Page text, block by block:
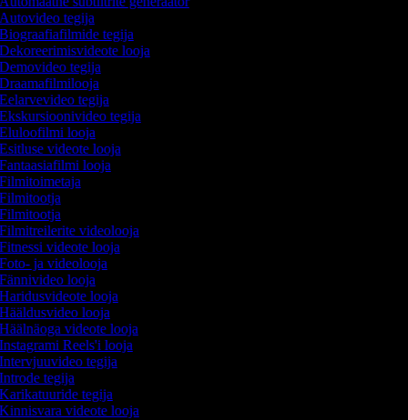
tegija
tegija
looja
tegija
tegija
tegija
looja
videote looja
looja
videolooja
videote looja
ja videolooja
looja
looja
looja
videote looja
Reels'i looja
tegija
tegija
tegija
videote looja